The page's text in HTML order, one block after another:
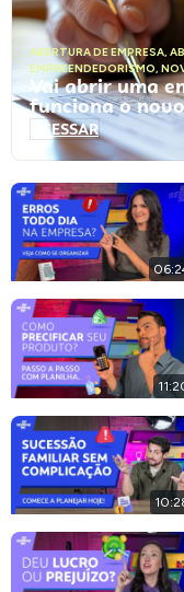
ABERTURA DE EMPRESA,
EMPREENDEDORISMO,
Vai abrir uma
funciona o
ACESSAR